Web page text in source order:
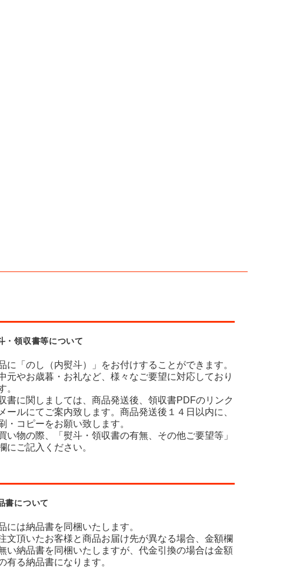
・領収書等について
に「のし（内熨斗）」をお付けすることができます。
元やお歳暮・お礼など、様々なご要望に対応しており
。
書に関しましては、商品発送後、領収書PDFのリンク
ールにてご案内致します。商品発送後１４日以内に、
・コピーをお願い致します。
い物の際、「熨斗・領収書の有無、その他ご要望等」
にご記入ください。
書について
には納品書を同梱いたします。
文頂いたお客様と商品お届け先が異なる場合、金額欄
い納品書を同梱いたしますが、代金引換の場合は金額
有る納品書になります。